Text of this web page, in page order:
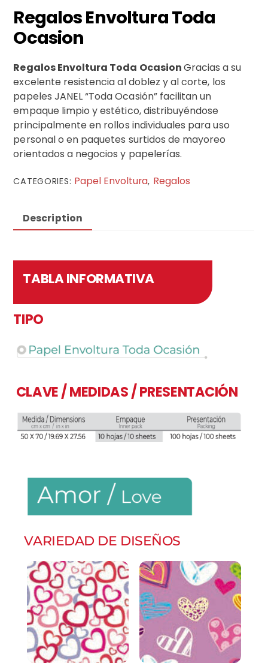
Regalos Envoltura Toda
Ocasion
Regalos Envoltura Toda OcasionGracias a su
excelente resistencia al doblez y al corte, los
papeles JANEL “Toda Ocasión” facilitan un
empaque limpio y estético, distribuyéndose
principalmente en rollos individuales para uso
personal o en paquetes surtidos de mayoreo
orientados a negocios y papelerías.
CATEGORIES: Papel Envoltura, Regalos
Description
TABLA INFORMATIVA
TIPO
CLAVE / MEDIDAS / PRESENTACIÓN
VARIEDAD DE DISEÑOS